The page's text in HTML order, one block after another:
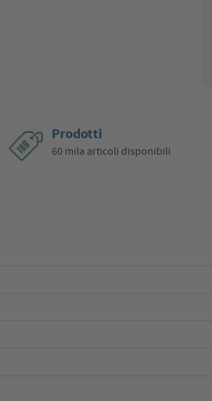
Prodotti
60 mila articoli disponibili